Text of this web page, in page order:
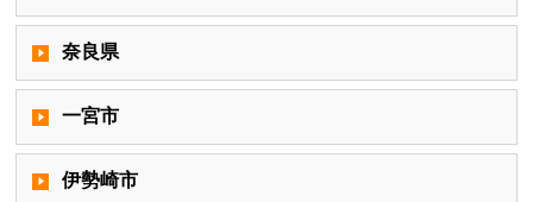
奈良県
一宮市
伊勢崎市